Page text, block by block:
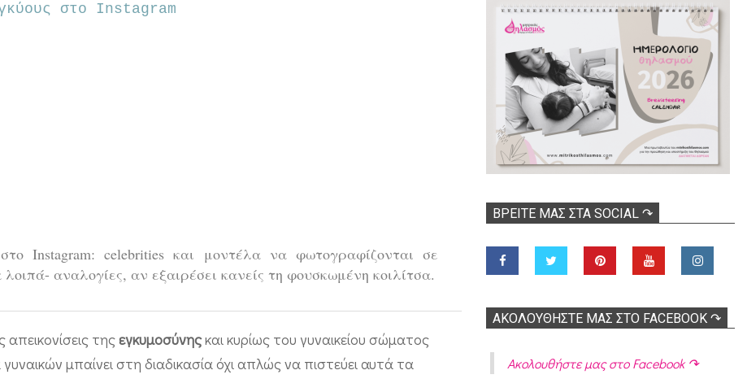
στο Instagram
Instagram: celebrities και μοντέλα να φωτογραφίζονται σε
αναλογίες, αν εξαιρέσει κανείς τη φουσκωμένη κοιλίτσα.
απεικονίσεις τηςεγκυμοσύνηςκαι κυρίως του γυναικείου σώματος
μπαίνει στη διαδικασία όχι απλώς να πιστεύει αυτά τα
ΒΡΕΊΤΕ ΜΑΣ ΣΤΑ SOCIAL ↷
ΑΚΟΛOΥΘΉΣΤΕ ΜΑΣ ΣΤΟ FACEBOOK ↷
Ακολoυθήστε μας στο Facebook ↷